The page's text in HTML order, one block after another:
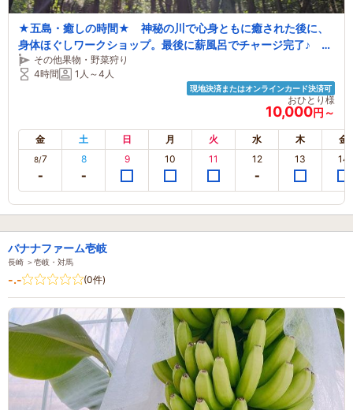
★五島・癒しの時間★ 神秘の川で心身ともに癒された後に、
身体ほぐしワークショップ。最後に薪風呂でチャージ完了♪ ～
ファミリー・カップル・女性におすすめ～
その他果物・野菜狩り
4時間
1人～4人
現地決済またはオンラインカード決済可
おひとり様
10,000円～
金 土 日 月 火 水 木 金
8/7 8 9 10 11 12 13 14
バナナファーム壱岐
長崎 ＞壱岐・対馬
-.- (0件)